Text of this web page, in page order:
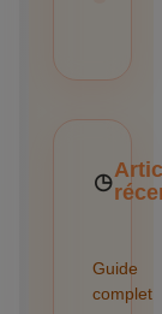
Guide
complet